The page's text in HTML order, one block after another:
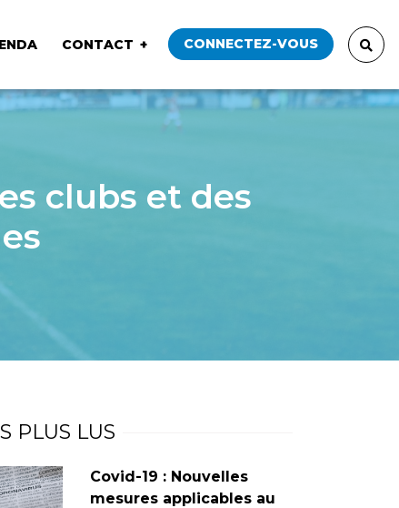
CONTACT CONNECTEZ-VOUS
clubs et des
PLUS LUS
Covid-19 : Nouvelles
mesures applicables au